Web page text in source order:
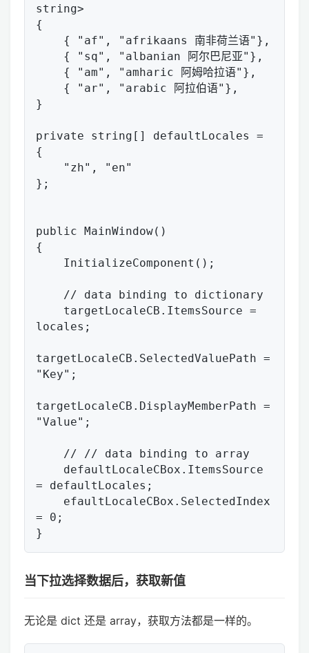
string>
{
}
private string[] defaultLocales =
{
};
public MainWindow()
{
locales;
targetLocaleCB.SelectedValuePath =
"Key";
targetLocaleCB.DisplayMemberPath =
"Value";
= defaultLocales;
= 0;
当下拉选择数据后，获取新值
无论是 dict 还是 array，获取方法都是一样的。